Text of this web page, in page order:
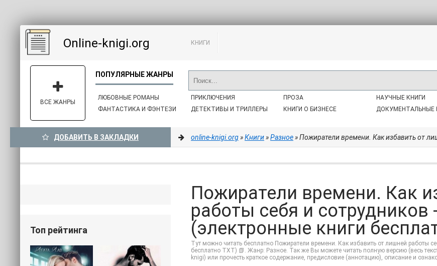
Online-knigi.org КНИГИ
ЛЮБОВНЫЕ РОМАНЫ
ФАНТАСТИКА И ФЭНТЕЗИ
ПРИКЛЮЧЕНИЯ
ДЕТЕКТИВЫ И ТРИЛЛЕРЫ
ПРОЗА
КНИГИ О БИЗНЕСЕ
НАУЧНЫЕ КНИГИ
ДОКУМЕНТАЛЬНЫЕ
ВСЕ ЖАНРЫ
ДОБАВИТЬ В ЗАКЛАДКИ online-knigi.org»Книги»Разное» Пожиратели времени. Как избавить от лишней
Пожиратели времени. Как
работы себя и
(электронные книги
Тут можно читать бесплатно Пожиратели времени. Как избавить от лишней работы
бесплатно TXT) 📗. Жанр: Разное. Так же Вы можете читать полную версию (весь
knigi) или прочесть краткое содержание, предисловие (аннотацию), описание и
Топ рейтинга